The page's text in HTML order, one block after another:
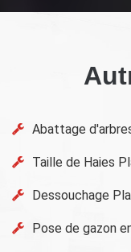
Abattage
Taille de Haies
Dessouchage
Pose de gazon